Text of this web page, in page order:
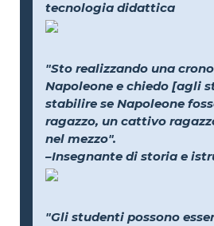
tecnologia didattica
"Sto realizzando una
Napoleone e chiedo [agli
stabilire se Napoleone
ragazzo, un cattivo
nel mezzo".
–Insegnante di storia e
"Gli studenti possono